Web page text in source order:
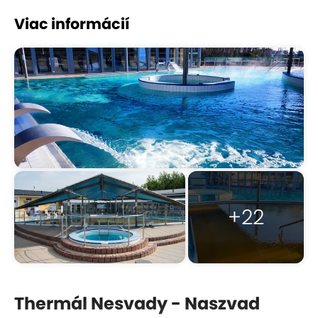
Viac informácií
+22
Thermál Nesvady - Naszvad